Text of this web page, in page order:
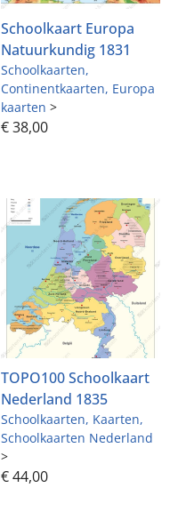
Schoolkaart Europa
Natuurkundig 1831
Schoolkaarten
Continentkaarten
kaarten>
€38,00
TOPO100 Schoolkaart
Nederland 1835
Schoolkaarten Kaarten
Schoolkaarten Nederland
€44,00